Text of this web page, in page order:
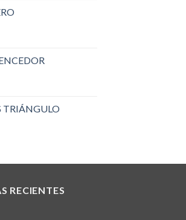
TRIÁNGULO
RECIENTES